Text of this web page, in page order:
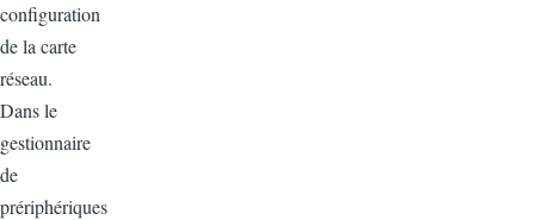
configuration
de la carte
réseau.
Dans le
gestionnaire
de
prériphériques